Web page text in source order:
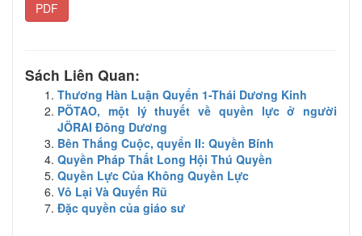
PDF
Sách Liên Quan:
Thương Hàn Luận Quyển 1-Thái Dương Kinh
PÖTAO, một lý thuyết về quyền lực ở người
JÖRAI Đông Dương
Bên Thắng Cuộc, quyển II: Quyền Bính
Quyền Pháp Thất Long Hội Thú Quyền
Quyền Lực Của Không Quyền Lực
Vô Lại Và Quyến Rũ
Đặc quyền của giáo sư